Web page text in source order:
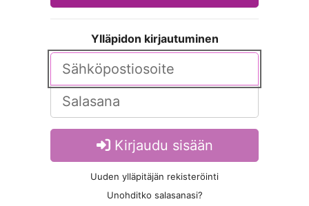
Ylläpidon kirjautuminen
Kirjaudu sisään
Uuden ylläpitäjän rekisteröinti
Unohditko salasanasi?